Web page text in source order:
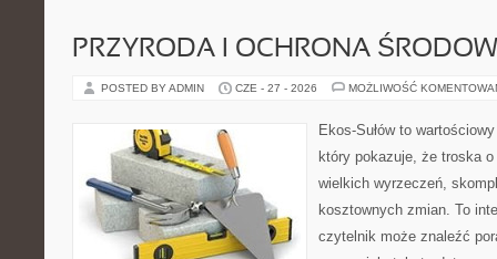
PRZYRODA I OCHRONA
POSTED BY ADMIN CZE - 27 - 2026 MOŻLIWOŚĆ
Ekos-Sułów to
który pokazuje, że troska
wielkich wyrzeczeń,
kosztownych zmian. To
czytelnik może znaleźć